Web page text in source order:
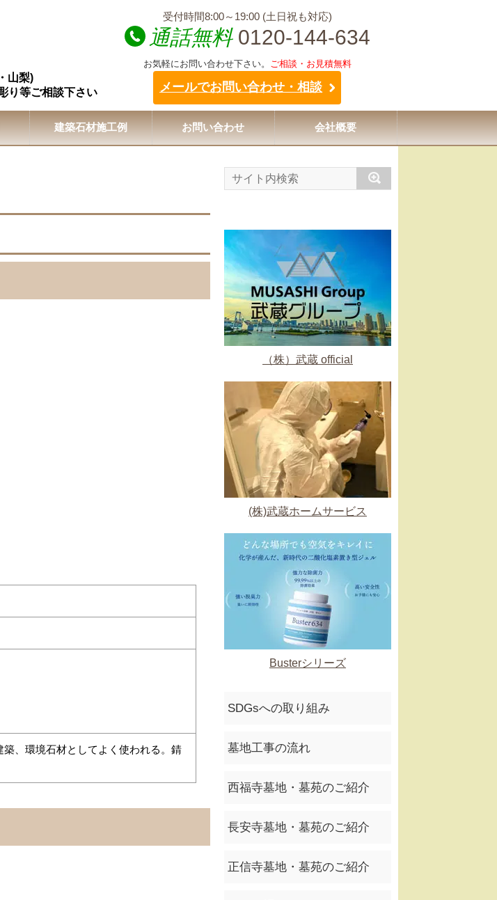
山梨)
り等ご相談下さい
受付時間8:00～19:00 (土日祝も対応)
通話無料 0120-144-634
お気軽にお問い合わせ下さい。 ご相談・お見積無料
メールでお問い合わせ・相談
建築石材施工例 お問い合わせ 会社概要
、環境石材としてよく使われる。錆
（株）武蔵 official
(株)武蔵ホームサービス
Busterシリーズ
SDGsへの取り組み
墓地工事の流れ
西福寺墓地・墓苑のご紹介
長安寺墓地・墓苑のご紹介
正信寺墓地・墓苑のご紹介